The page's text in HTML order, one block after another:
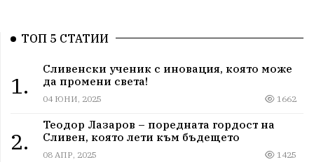
ТОП 5 СТАТИИ
1.
Сливенски ученик с иновация, която може
да промени света!
04 ЮНИ, 2025 1662
2.
Теодор Лазаров – поредната гордост на
Сливен, която лети към бъдещето
08 АПР, 2025 1425